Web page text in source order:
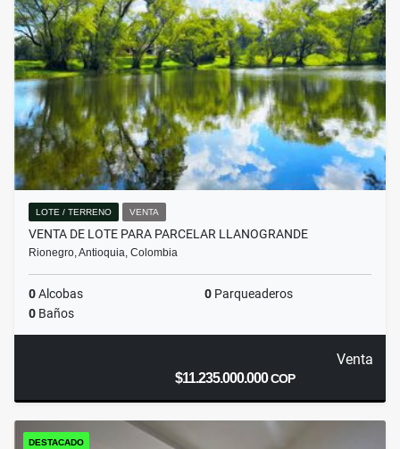
LOTE / TERRENO VENTA
VENTA DE LOTE PARA PARCELAR LLANOGRANDE
Rionegro, Antioquia, Colombia
0Alcobas 0 Parqueaderos
0 Baños
Venta
$11.235.000.000COP
DESTACADO